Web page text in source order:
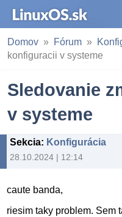
Domov Fórum
konfiguracii v systeme
Sledovanie
v systeme
Sekcia: Konfigurácia
28.10.2024 | 12:14
caute banda,
riesim taky problem. Sem